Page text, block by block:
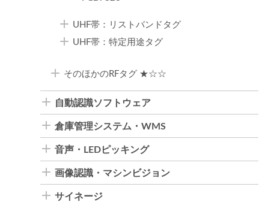
UHF帯：リストバンドタグ
UHF帯：特定用途タグ
そのほかのRFタグ ★☆☆
自動認識ソフトウェア
倉庫管理システム・WMS
音声・LEDピッキング
画像認識・マシンビジョン
サイネージ